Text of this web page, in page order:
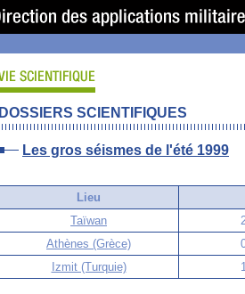
DOSSIERS SCIENTIFIQUES
Les gros séismes de l'été 1999
Lieu
Taïwan
Athènes (Grèce)
Izmit (Turquie)